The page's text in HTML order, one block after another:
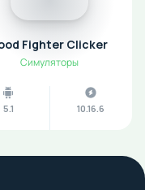
Fighter Clicker
Симуляторы
5.1 10.16.6